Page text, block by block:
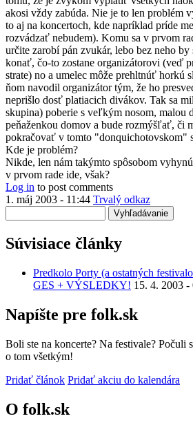
k
predkolu
Porty
v
Košiciach
-
by
Anonymný
(bez
overenia)
akosi vždy zabúda. Nie je to len problém
to aj na koncertoch, kde napríklad príde
rozvádzať nebudem). Komu sa v prvom
určite zarobí pán zvukár, lebo bez neho by
konať, čo-to zostane organizátorovi (veď
strate) no a umelec môže prehltnúť horkú
ňom navodil organizátor tým, že ho
neprišlo dosť platiacich divákov. Tak sa
skupina) poberie s veľkým nosom, malou
peňaženkou domov a bude rozmýšľať, či
pokračovať v tomto "donquichotovskom"
Kde je problém?
Nikde, len nám takýmto spôsobom
v prvom rade ide, však?
Log in to post comments
1. máj 2003 - 11:44 Trvalý odkaz
Súvisiace články
Predkolo Porty (a ostatných
GES + VÝSLEDKY! 15. 4. 2003 -
Napíšte pre folk.sk
Boli ste na koncerte? Na festivale? Počuli
o tom všetkým!
Pridať článok Pridať akciu do kalendára
O folk.sk